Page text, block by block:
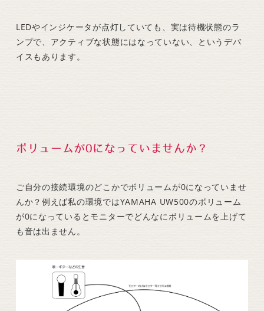
LEDやインジケータが点灯していても、実は待機状態のラ
ンプで、アクティブな状態にはなっていない、というデバ
イスもあります。
ボリュームが0になっていませんか？
ご自分の接続環境のどこかでボリュームが0になっていませ
んか？例えば私の環境ではYAMAHA UW500のボリューム
が0になっているとモニターでどんなにボリュームを上げて
も音は出ません。